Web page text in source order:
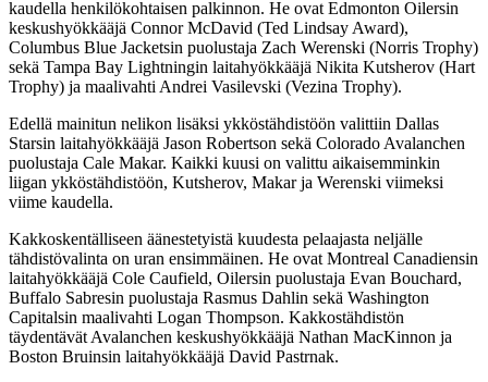
kaudella henkilökohtaisen palkinnon. He ovat Edmonton Oilersin
keskushyökkääjä Connor McDavid (Ted Lindsay Award),
Columbus Blue Jacketsin puolustaja Zach Werenski (Norris Trophy)
sekä Tampa Bay Lightningin laitahyökkääjä Nikita Kutsherov (Hart
Trophy) ja maalivahti Andrei Vasilevski (Vezina Trophy).
Edellä mainitun nelikon lisäksi ykköstähdistöön valittiin Dallas
Starsin laitahyökkääjä Jason Robertson sekä Colorado Avalanchen
puolustaja Cale Makar. Kaikki kuusi on valittu aikaisemminkin
liigan ykköstähdistöön, Kutsherov, Makar ja Werenski viimeksi
viime kaudella.
Kakkoskentälliseen äänestetyistä kuudesta pelaajasta neljälle
tähdistövalinta on uran ensimmäinen. He ovat Montreal Canadiensin
laitahyökkääjä Cole Caufield, Oilersin puolustaja Evan Bouchard,
Buffalo Sabresin puolustaja Rasmus Dahlin sekä Washington
Capitalsin maalivahti Logan Thompson. Kakkostähdistön
täydentävät Avalanchen keskushyökkääjä Nathan MacKinnon ja
Boston Bruinsin laitahyökkääjä David Pastrnak.